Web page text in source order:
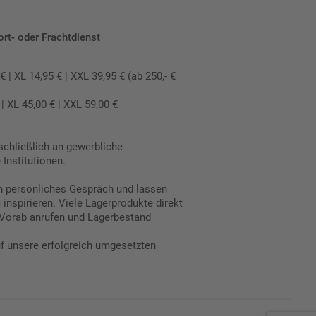
oder Frachtdienst
| XL 14,95 € | XXL 39,95 € (ab 250,- €
XL 45,00 € | XXL 59,00 €
an gewerbliche
Institutionen.
persönliches Gespräch und lassen
Viele Lagerprodukte direkt
anrufen und Lagerbestand
unsere erfolgreich umgesetzten